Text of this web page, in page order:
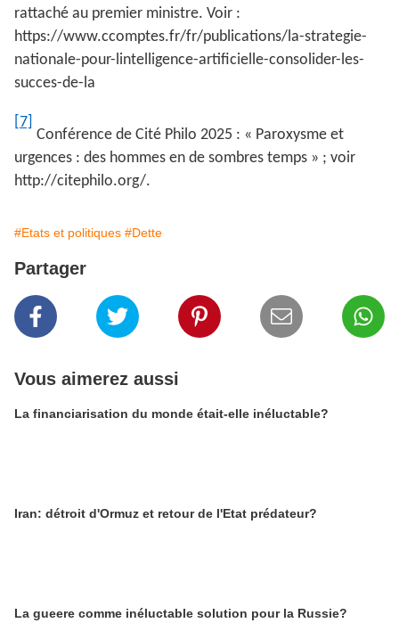
rattaché au premier ministre. Voir :
https://www.ccomptes.fr/fr/publications/la-strategie-
nationale-pour-lintelligence-artificielle-consolider-les-
succes-de-la
[7]
Conférence de Cité Philo 2025 : « Paroxysme et
urgences : des hommes en de sombres temps » ; voir
http://citephilo.org/.
#Etats et politiques #Dette
Partager
Vous aimerez aussi
La financiarisation du monde était-elle inéluctable?
Iran: détroit d'Ormuz et retour de l'Etat prédateur?
La gueere comme inéluctable solution pour la Russie?